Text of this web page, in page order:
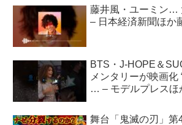
藤井風・ユーミン…
– 日本経済新聞ほか
BTS・J-HOPE＆
メンタリーが映画化
… – モデルプレスほ
舞台「鬼滅の刃」第